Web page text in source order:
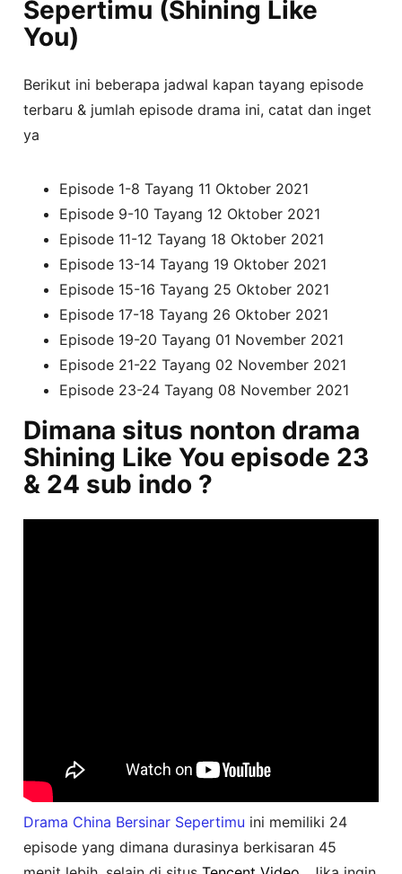
Sepertimu (Shining Like
You)
Berikut ini beberapa jadwal kapan tayang episode
terbaru & jumlah episode drama ini, catat dan inget
ya
Episode 1-8 Tayang 11 Oktober 2021
Episode 9-10 Tayang 12 Oktober 2021
Episode 11-12 Tayang 18 Oktober 2021
Episode 13-14 Tayang 19 Oktober 2021
Episode 15-16 Tayang 25 Oktober 2021
Episode 17-18 Tayang 26 Oktober 2021
Episode 19-20 Tayang 01 November 2021
Episode 21-22 Tayang 02 November 2021
Episode 23-24 Tayang 08 November 2021
Dimana situs nonton drama
Shining Like You episode 23
& 24 sub indo ?
Drama China Bersinar Sepertimu ini memiliki 24
episode yang dimana durasinya berkisaran 45